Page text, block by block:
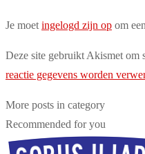
Je moet ingelogd zijn op om
Deze site gebruikt Akismet om
reactie gegevens worden
More posts in category
Recommended for you